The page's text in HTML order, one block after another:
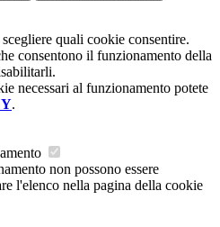
quali cookie consentire.
consentono il funzionamento della
necessari al funzionamento potete
.
non possono essere
l'elenco nella pagina della cookie